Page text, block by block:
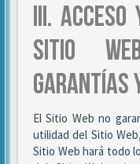
III. ACCESO
SITIO
GARANTÍAS
El Sitio Web no
utilidad del Sitio
Sitio Web hará todo